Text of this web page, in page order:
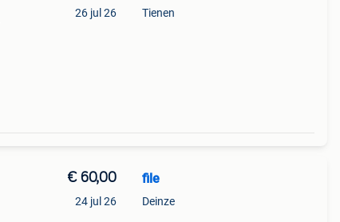
26 jul 26 Tienen
€ 60,00
24 jul 26
file
Deinze